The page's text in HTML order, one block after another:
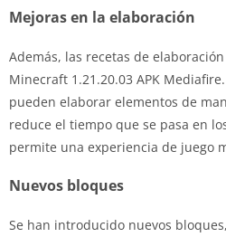
Mejoras en la elaboración
Además, las recetas de
Minecraft 1.21.20.03 APK
pueden elaborar elementos de
reduce el tiempo que se pasa en
permite una experiencia de juego
Nuevos bloques
Se han introducido nuevos